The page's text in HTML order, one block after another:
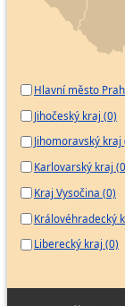
Hlavní město
Jihočeský kraj (0)
Jihomoravský kraj
Karlovarský kraj
Kraj Vysočina (0)
Královéhradecký
Liberecký kraj (0)